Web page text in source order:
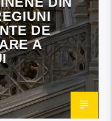
DE
A